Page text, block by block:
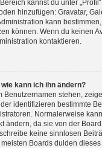
kannst du unter
hinzufügen: Gravatar,
kann
können. Wenn du keinen
kontaktieren.
kann ich ihn ändern?
Benutzernamen stehen,
identifizieren bestimmte
Normalerweise
ändern, da sie von der
keine sinnlosen
Boards dulden